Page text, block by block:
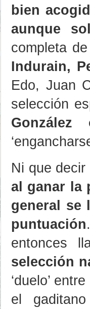
bien
aunque
completa
Indurain,
Edo, Juan
selección
Ni que
al ganar la
general se
puntuación
entonces
selección
‘duelo’ entre
el